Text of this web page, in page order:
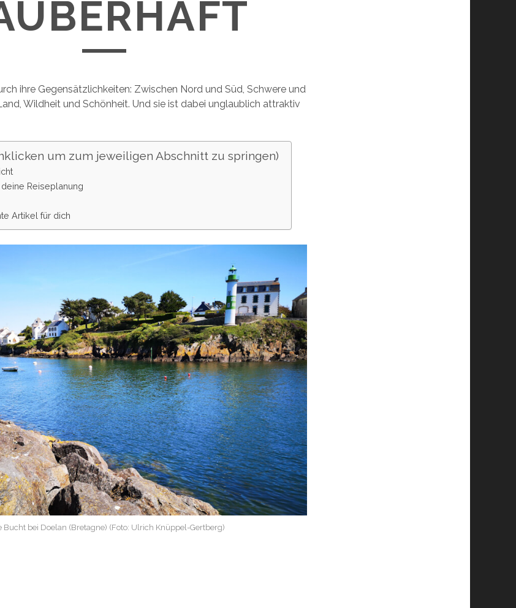
ihre Gegensätzlichkeiten: Zwischen Nord und Süd, Schwere und
Wildheit und Schönheit. Und sie ist dabei unglaublich attraktiv
um zum jeweiligen Abschnitt zu springen)
Reiseplanung
Artikel für dich
Bucht bei Doelan (Bretagne) (Foto: Ulrich Knüppel-Gertberg)